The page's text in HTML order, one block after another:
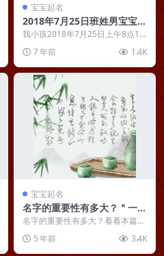
宝宝起名
2018年7月25日班姓男宝宝起
名 班富龙
我小孩2018年7月25日上午8点12
望能赐个好名...
7 年前 1.4K
宝宝起名
名字的重要性有多大？＂一名
之立，旬月踟躅＂
名字的重要性有多大？看看本篇文
运，一个好的名字或多...
5 年前 3.4K